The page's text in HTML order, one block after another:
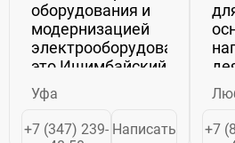
оборудования и
модернизацией
электрооборудования,
это Ишимбайский
станкоремонтный
завод. Наша
компания
Уфа
+7 (347) 239- Написать
+7